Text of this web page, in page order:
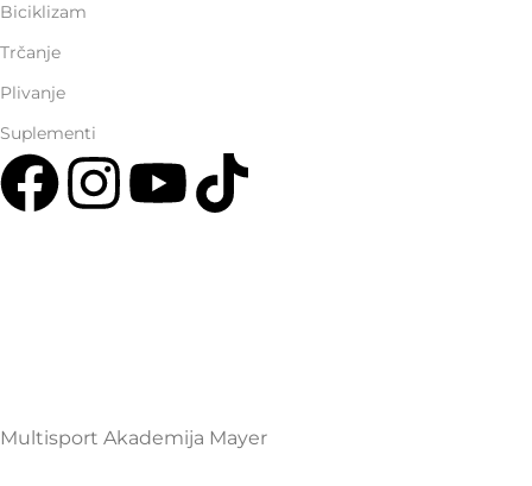
Biciklizam
Trčanje
Plivanje
Suplementi
Multisport Akademija Mayer